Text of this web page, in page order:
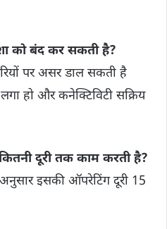
को बंद कर सकती है?
पर असर डाल सकती है
हो और कनेक्टिविटी सक्रिय
दूरी तक काम करती है?
इसकी ऑपरेटिंग दूरी 15